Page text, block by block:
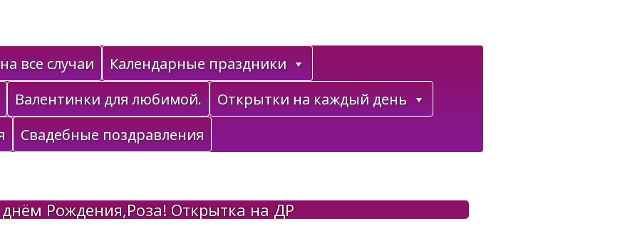
все случаи
Календарные праздники
Валентинки для любимой.
Открытки на каждый день
Свадебные поздравления
Рождения,Роза! Открытка на ДР